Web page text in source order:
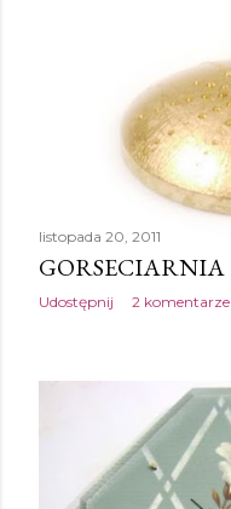
listopada 20, 2011
GORSECIARNIA
Udostępnij 2 komentarze